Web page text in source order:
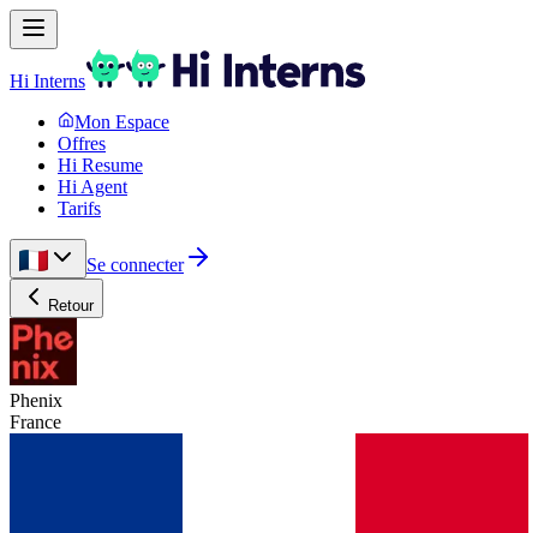
Hi Interns
Mon Espace
Offres
Hi Resume
Hi Agent
Tarifs
Se connecter
Retour
Phenix
France